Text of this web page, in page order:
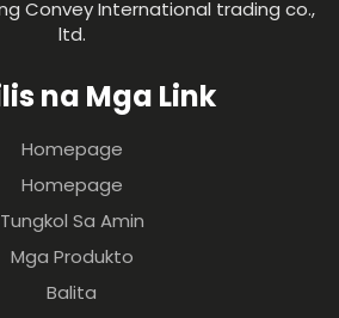
Convey International trading co.,
ltd.
na Mga Link
Homepage
Homepage
Tungkol Sa Amin
Mga Produkto
Balita